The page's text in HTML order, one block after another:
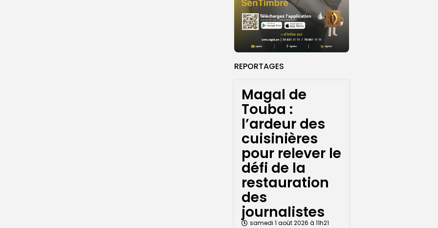
REPORTAGES
Magal de
Touba :
l’ardeur des
cuisinières
pour relever le
défi de la
restauration
des
journalistes
samedi 1 août 2026 à 11h21